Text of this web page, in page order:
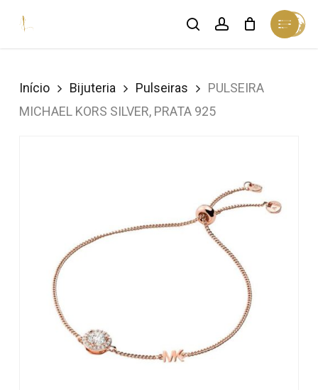
searchaccount
Menu
Close
Cart
Início Bijuteria Pulseiras
PULSEIRA
MICHAEL KORS SILVER, PRATA 925